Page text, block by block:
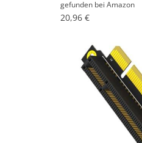
gefunden bei Amazon
20,96 €